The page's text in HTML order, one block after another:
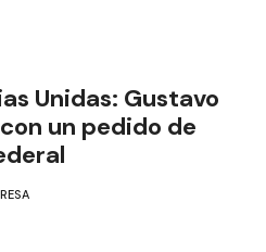
Unidas: Gustavo
un pedido de